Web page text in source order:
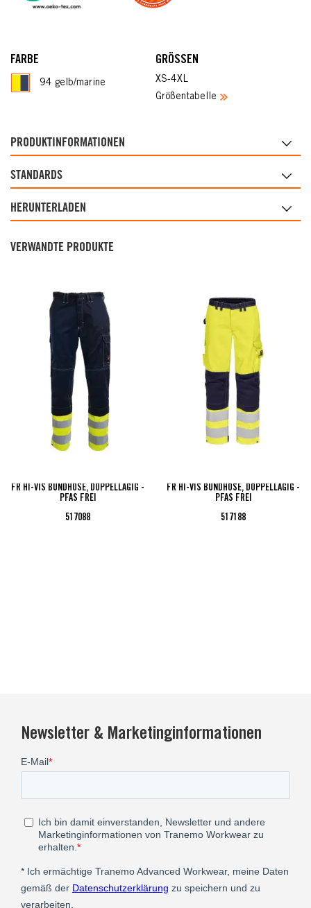
FARBE
94 gelb/marine
GRÖSSEN
XS-4XL
Größentabelle
PRODUKTINFORMATIONEN
STANDARDS
HERUNTERLADEN
VERWANDTE PRODUKTE
FR HI-VIS BUNDHOSE, DOPPELLAGIG -
PFAS FREI
517088
FR HI-VIS BUNDHOSE, DOPPELLAGIG -
PFAS FREI
517188
Newsletter & Marketinginformationen